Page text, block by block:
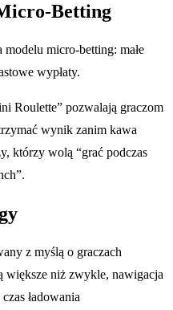
micro‑betting: małe
wypłaty.
Roulette” pozwalają graczom
wynik zanim kawa
którzy wolą “grać podczas
z myślą o graczach
większe niż zwykle, nawigacja
ładowania